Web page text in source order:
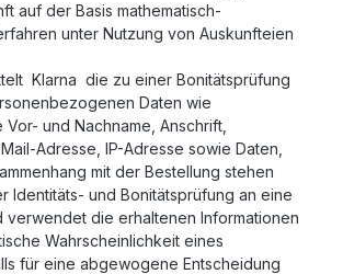
auf der Basis mathematisch-
unter Nutzung von Auskunfteien
Klarna die zu einer Bonitätsprüfung
Daten wie
und Nachname, Anschrift,
Adresse, IP-Adresse sowie Daten,
mit der Bestellung stehen
Identitäts- und Bonitätsprüfung an eine
verwendet die erhaltenen Informationen
Wahrscheinlichkeit eines
für eine abgewogene Entscheidung